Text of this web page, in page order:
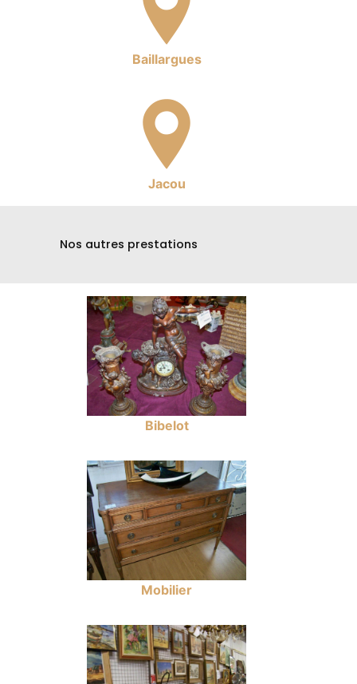
Baillargues
Jacou
Nos autres prestations
Bibelot
Mobilier